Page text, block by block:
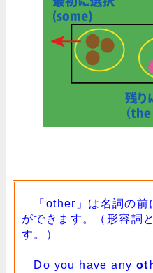
「other」は名詞の前
ができます。（形容詞
す。）
Do you have any